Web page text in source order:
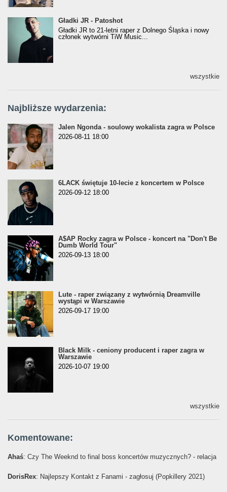
Gładki JR - Patoshot
Gładki JR - Patoshot
Gładki JR to 21-letni raper z Dolnego Śląska i nowy
członek wytwórni TiW Music...
wszystkie
Najbliższe wydarzenia:
Jalen Ngonda - soulowy wokalista zagra w Polsce
2026-08-11 18:00
6LACK świętuje 10-lecie z koncertem w Polsce
2026-09-12 18:00
A$AP Rocky zagra w Polsce - koncert na "Don't Be
Dumb World Tour"
2026-09-13 18:00
Lute - raper związany z wytwórnią Dreamville
wystąpi w Warszawie
2026-09-17 19:00
Black Milk - ceniony producent i raper zagra w
Warszawie
2026-10-07 19:00
wszystkie
Komentowane:
Ahaś: Czy The Weeknd to final boss koncertów muzycznych? - relacja
DorisRex: Najlepszy Kontakt z Fanami - zagłosuj (Popkillery 2021)